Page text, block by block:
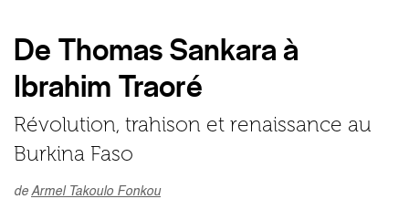
De Thomas Sankara à
Ibrahim Traoré
Révolution, trahison et renaissance au
Burkina Faso
de Armel Takoulo Fonkou